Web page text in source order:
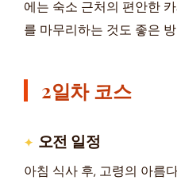
에는 숙소 근처의 편안한
를 마무리하는 것도 좋은
2일차 코스
오전 일정
아침 식사 후, 고령의 아름